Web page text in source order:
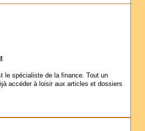
le spécialiste de la finance. Tout un
accéder à loisir aux articles et dossiers